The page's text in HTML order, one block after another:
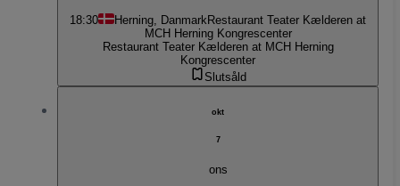
18:30 Herning, Danmark Restaurant Teater Kælderen at
MCH Herning Kongrescenter
Restaurant Teater Kælderen at MCH Herning
Kongrescenter
Slutsåld
okt
7
ons